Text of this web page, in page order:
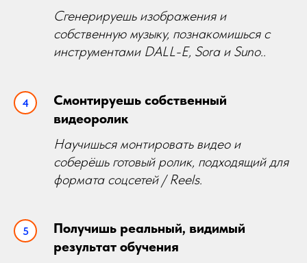
Сгенерируешь изображения и
собственную музыку, познакомишься с
инструментами DALL-E, Sora и Suno..
Смонтируешь собственный
видеоролик
Научишься монтировать видео и
соберёшь готовый ролик, подходящий для
формата соцсетей / Reels.
Получишь реальный, видимый
результат обучения